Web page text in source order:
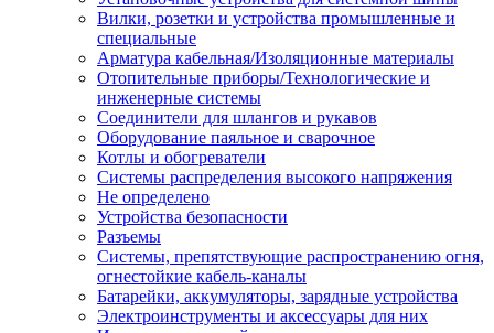
Вилки, розетки и устройства промышленные и
специальные
Арматура кабельная/Изоляционные материалы
Отопительные приборы/Технологические и
инженерные системы
Соединители для шлангов и рукавов
Оборудование паяльное и сварочное
Котлы и обогреватели
Системы распределения высокого напряжения
Не определено
Устройства безопасности
Разъемы
Системы, препятствующие распространению огня,
огнестойкие кабель-каналы
Батарейки, аккумуляторы, зарядные устройства
Электроинструменты и аксессуары для них